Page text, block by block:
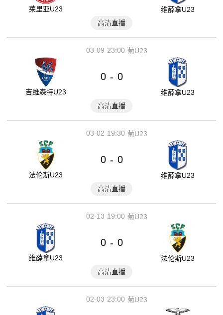
莱里亚U23
维薛拿U23
高清直播
23:00
03-09 葡U23
吉维森特U23
0 - 0
维薛拿U23
高清直播
19:30
03-02 葡U23
法伦斯U23
0 - 0
维薛拿U23
高清直播
19:00
02-13 葡U23
维薛拿U23
0 - 0
法伦斯U23
高清直播
23:00
02-03 葡U23